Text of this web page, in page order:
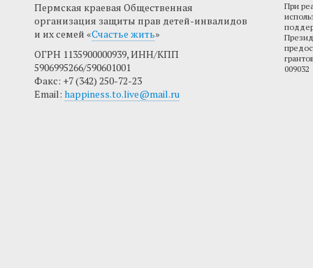
Пермская краевая Общественная
организация защиты прав детей-инвалидов
и их семей «Счастье жить»
ОГРН 1135900000939, ИНН/КПП
5906995266/590601001
Факс: +7 (342) 250-72-23
Email: happiness.to.live@mail.ru
При
009032